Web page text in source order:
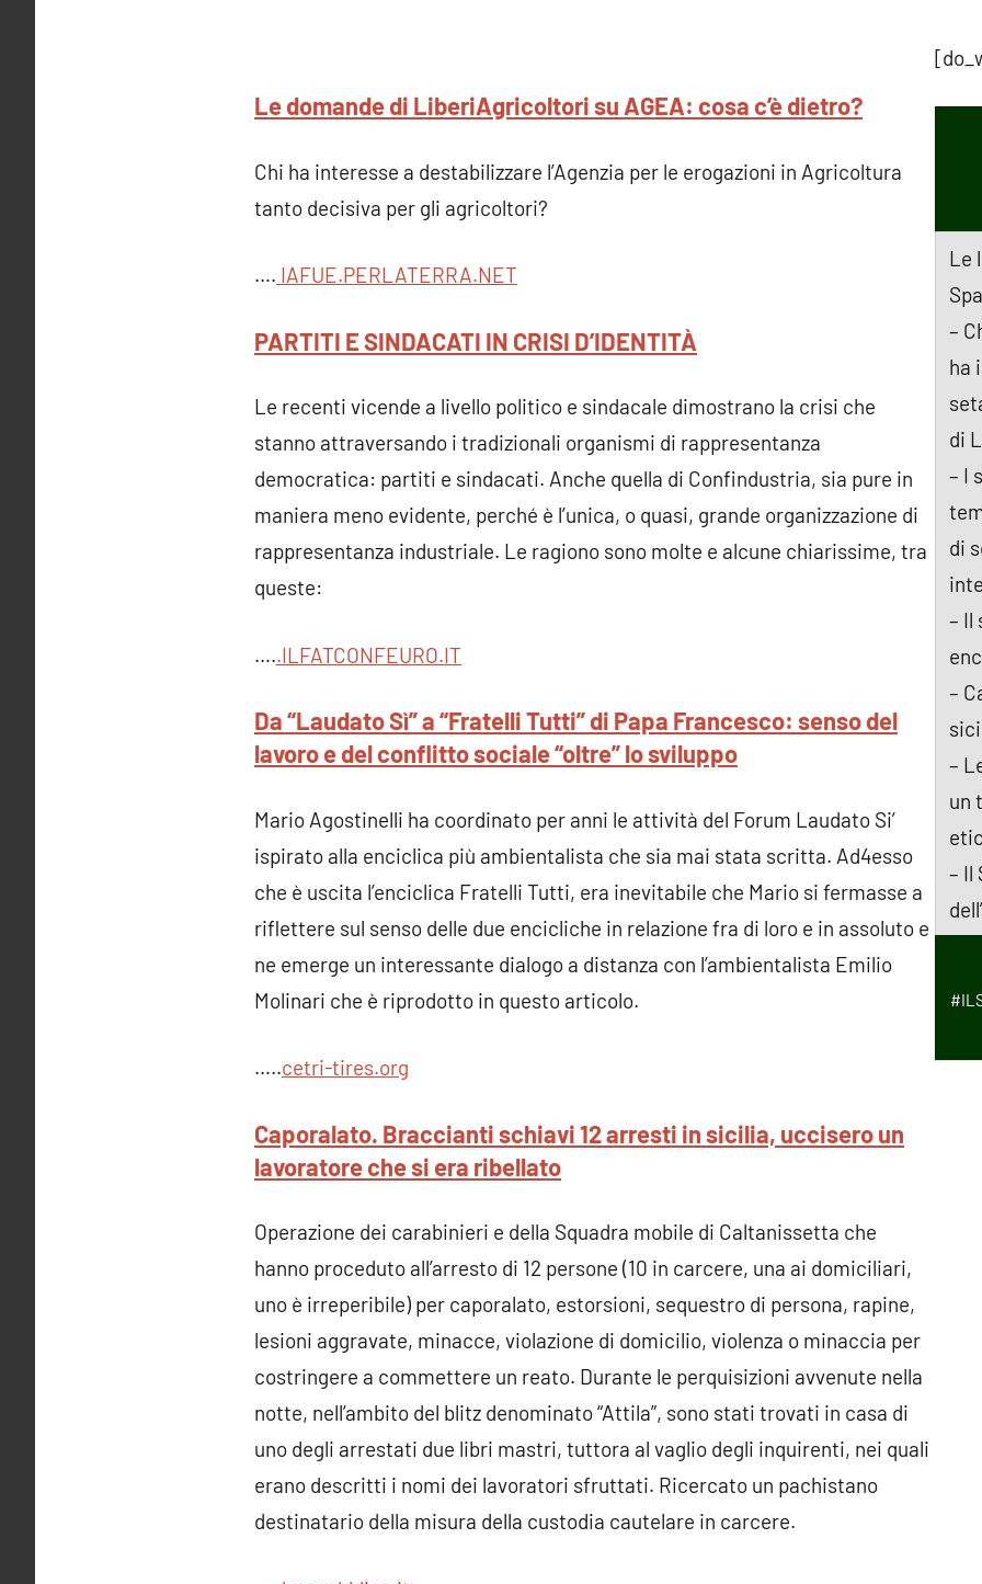
Le domande di LiberiAgricoltori su AGEA: cosa c’è dietro?
Chi ha interesse a destabilizzare l’Agenzia per le erogazioni in Agricoltura
tanto decisiva per gli agricoltori?
…. IAFUE.PERLATERRA.NET
PARTITI E SINDACATI IN CRISI D’IDENTITÀ
Le recenti vicende a livello politico e sindacale dimostrano la crisi che
stanno attraversando i tradizionali organismi di rappresentanza
democratica: partiti e sindacati. Anche quella di Confindustria, sia pure in
maniera meno evidente, perché è l’unica, o quasi, grande organizzazione di
rappresentanza industriale. Le ragiono sono molte e alcune chiarissime, tra
queste:
…..ILFATCONFEURO.IT
Da “Laudato Sì” a “Fratelli Tutti” di Papa Francesco: senso del
lavoro e del conflitto sociale “oltre” lo sviluppo
Mario Agostinelli ha coordinato per anni le attività del Forum Laudato Si’
ispirato alla enciclica più ambientalista che sia mai stata scritta. Ad4esso
che è uscita l’enciclica Fratelli Tutti, era inevitabile che Mario si fermasse a
riflettere sul senso delle due encicliche in relazione fra di loro e in assoluto e
ne emerge un interessante dialogo a distanza con l’ambientalista Emilio
Molinari che è riprodotto in questo articolo.
…..cetri-tires.org
Caporalato. Braccianti schiavi 12 arresti in sicilia, uccisero un
lavoratore che si era ribellato
Operazione dei carabinieri e della Squadra mobile di Caltanissetta che
hanno proceduto all’arresto di 12 persone (10 in carcere, una ai domiciliari,
uno è irreperibile) per caporalato, estorsioni, sequestro di persona, rapine,
lesioni aggravate, minacce, violazione di domicilio, violenza o minaccia per
costringere a commettere un reato. Durante le perquisizioni avvenute nella
notte, nell’ambito del blitz denominato “Attila”, sono stati trovati in casa di
uno degli arrestati due libri mastri, tuttora al vaglio degli inquirenti, nei quali
erano descritti i nomi dei lavoratori sfruttati. Ricercato un pachistano
destinatario della misura della custodia cautelare in carcere.
Le
–
ha
di
– I
di
– Il
–
–
un
– Il